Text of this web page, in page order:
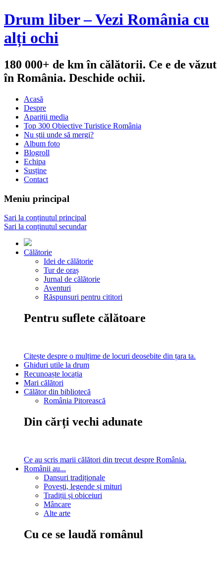
Drum liber – Vezi România cu
alți ochi
180 000+ de km în călătorii. Ce e de văzut
în România. Deschide ochii.
Acasă
Despre
Apariții media
Top 300 Obiective Turistice România
Nu știi unde să mergi?
Album foto
Blogroll
Echipa
Susține
Contact
Meniu principal
Sari la conținutul principal
Sari la conținutul secundar
Călătorie
Idei de călătorie
Tur de oraș
Jurnal de călătorie
Aventuri
Răspunsuri pentru cititori
Pentru suflete călătoare
Citește despre o mulțime de locuri deosebite din țara ta.
Ghiduri utile la drum
Recunoaște locația
Mari călători
Călător din bibliotecă
România Pitorească
Din cărți vechi adunate
Ce au scris marii călători din trecut despre România.
Românii au...
Dansuri tradiționale
Povești, legende și mituri
Tradiții și obiceiuri
Mâncare
Alte arte
Cu ce se laudă românul